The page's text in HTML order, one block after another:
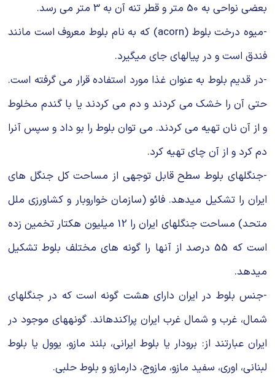
بعضی نواحی به 50 متر و قطر تنه آن به 3 متر می ‎رسد.
-میوه درخت بلوط (acorn) که به نام بلوط معروف است مانند
فندق است و در پیاله‎ای جای می‎گیرد.
-در قدیم بلوط به عنوان غذا مورد استفاده قرار می‎ گرفته ‎است.
حتی آن را خشک می کردند و دم می کردند یا با گندم مخلوط
و از آن نان تهیه می ‎کردند. می ‎توان بلوط را بو داد و سپس آنرا
دم کرد و از آن چای تهیه کرد.
-جنگل‎های بلوط سطح قابل توجهی از مساحت کل جنگل های
ایران را تشکیل می‎دهد. فائو (سازمان خواروبار و کشاورزی ملل
متحد) مساحت جنگل‎های ایران را 12 میلیون هکتار تخمین زده
است که 55 درصد از آنها را گونه‎ های مختلف بلوط تشکیل
می‎دهد.
-جنس بلوط در ایران دارای هشت گونه است که در جنگل‎های
شمال، غرب و شمال غرب ایران پراکنده‎اند. گونه‎های موجود در
ایران عبارتند از: برودار یا بلوط ایرانی، بلند مازو، یوول یا بلوط
لبنانی، اوری، سفید مازو، مازوج، دارمازو و بلوط حلبی.